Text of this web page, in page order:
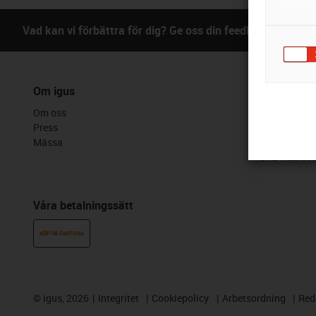
Vad kan vi förbättra för dig? Ge oss din feedback.
Om igus
Om oss
Press
Mässa
Våra betalningssätt
KÖP PÅ FAKTURA
CAD-
© igus, 2026 Integritet Cookiepolicy Arbetsordning